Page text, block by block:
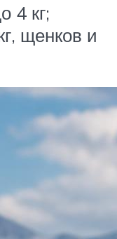
4 кг;
щенков и